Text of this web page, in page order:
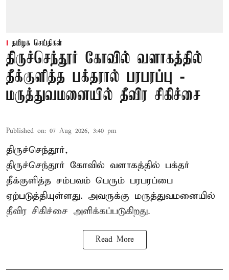
தமிழக செய்திகள்
திருச்செந்தூர் கோவில் வளாகத்தில்
தீக்குளித்த பக்தரால் பரபரப்பு -
மருத்துவமனையில் தீவிர சிகிச்சை
Published on: 07 Aug 2026, 3:40 pm
திருச்செந்தூர்,
திருச்செந்தூர் கோவில் வளாகத்தில் பக்தர்
தீக்குளித்த சம்பவம் பெரும் பரபரப்பை
ஏற்படுத்தியுள்ளது. அவருக்கு மருத்துவமனையில்
தீவிர சிகிச்சை அளிக்கப்படுகிறது.
Read More